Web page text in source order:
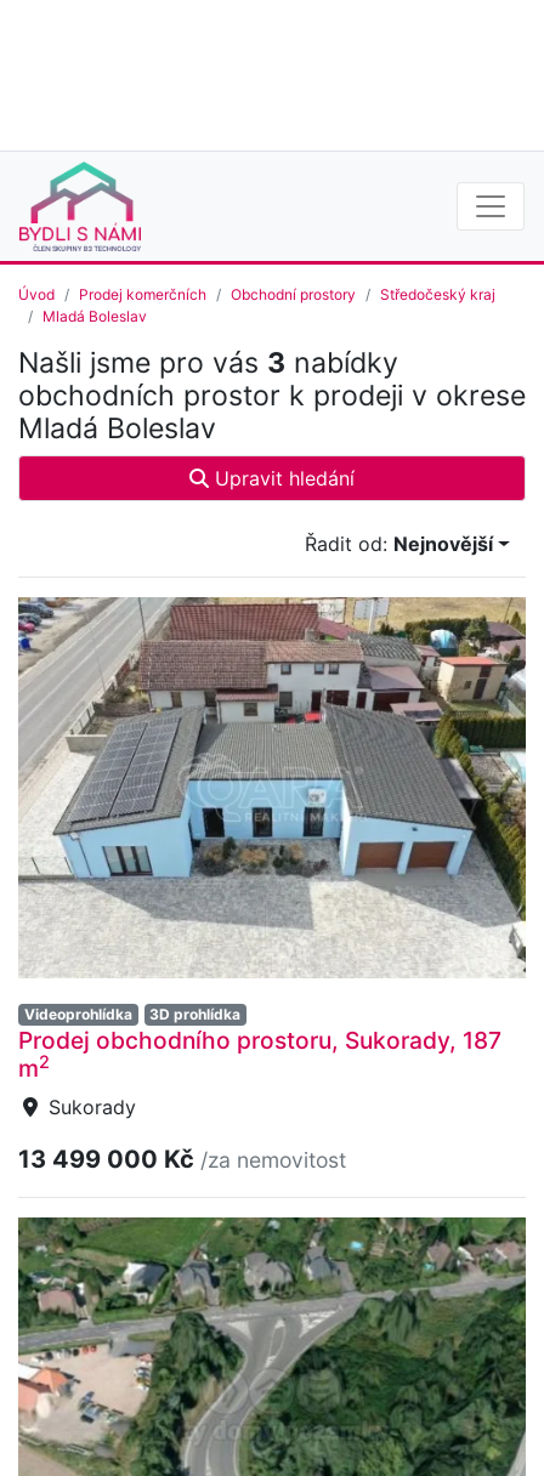
Úvod Prodej komerčních Obchodní prostory
Středočeský kraj
Mladá Boleslav
Našli jsme pro vás 3 nabídky
obchodních prostor k prodeji v okrese
Mladá Boleslav
Upravit hledání
Řadit od: Nejnovější
Videoprohlídka 3D prohlídka
Prodej obchodního prostoru, Sukorady, 187
m2
Sukorady
13 499 000 Kč /za nemovitost